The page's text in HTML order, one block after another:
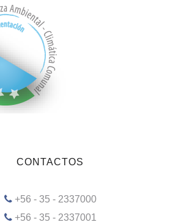
CONTACTOS
+56 - 35 - 2337000
+56 - 35 - 2337001